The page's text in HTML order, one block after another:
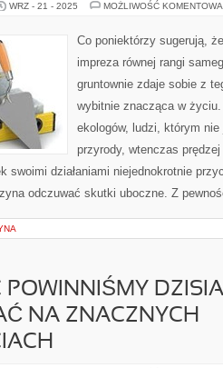
WRZ - 21 - 2025 MOŻLIWOŚĆ
Co poniektórzy sugerują,
impreza równej rangi
gruntownie zdaje sobie z
wybitnie znacząca w
ekologów, ludzi, którym
przyrody, wtenczas
swoimi działaniami niejednokrotnie
odczuwać skutki uboczne. Z
POWINNIŚMY
NA ZNACZNYCH